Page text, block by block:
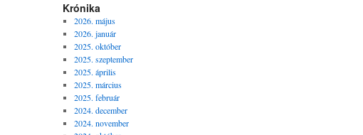
Krónika
2026. május
2026. január
2025. október
2025. szeptember
2025. április
2025. március
2025. február
2024. december
2024. november